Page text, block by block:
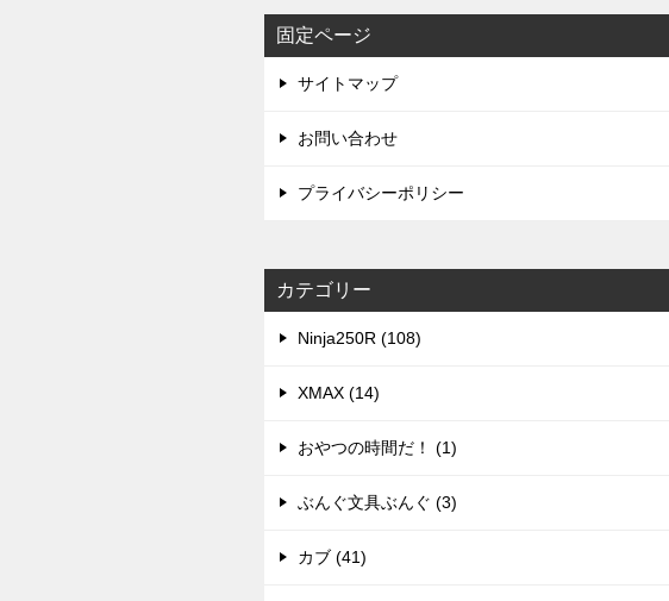
固定ページ
サイトマップ
お問い合わせ
プライバシーポリシー
カテゴリー
Ninja250R (108)
XMAX (14)
おやつの時間だ！ (1)
ぶんぐ文具ぶんぐ (3)
カブ (41)